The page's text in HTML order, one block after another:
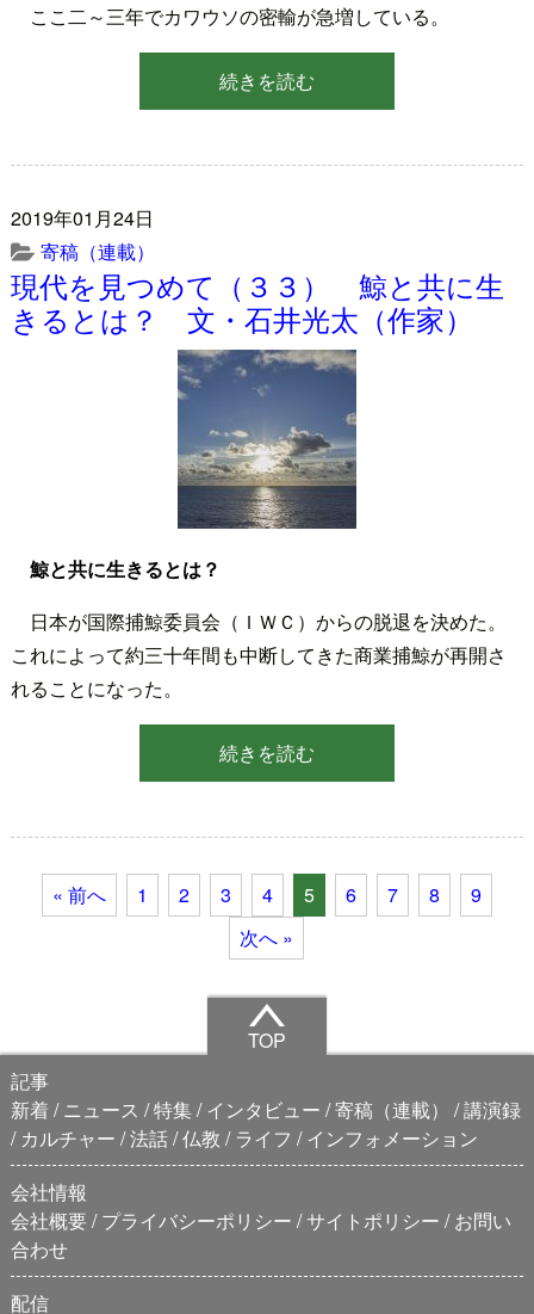
ここ二～三年でカワウソの密輸が急増している。
続きを読む
2019年01月24日
寄稿（連載）
現代を見つめて（３３） 鯨と共に生
きるとは？ 文・石井光太（作家）
鯨と共に生きるとは？
日本が国際捕鯨委員会（ＩＷＣ）からの脱退を決めた。
これによって約三十年間も中断してきた商業捕鯨が再開さ
れることになった。
続きを読む
« 前へ 1 2 3 4 5 6 7 8
9
次へ »
TOP
記事
新着
ニュース 特集 インタビュー 寄稿（連載）
講演録
カルチャー 法話 仏教 ライフ
インフォメーション
会社情報
会社概要 プライバシーポリシー サイトポリシー
お問い
合わせ
配信